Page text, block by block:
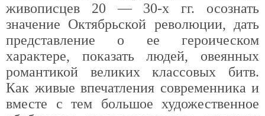
живописцев 20 — 30-х гг. осознать
значение Октябрьской революции, дать
представление о ее героическом
характере, показать людей, овеянных
романтикой великих классовых битв.
Как живые впечатления современника и
вместе с тем большое художественное